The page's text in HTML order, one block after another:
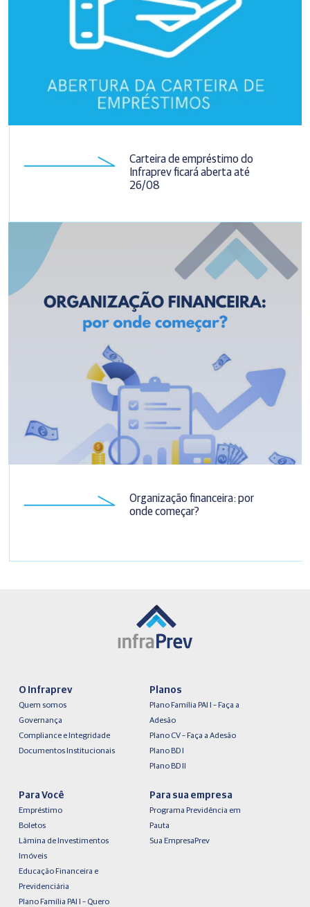
Carteira de empréstimo do
Infraprev ficará aberta até
26/08
Organização financeira: por
onde começar?
O Infraprev
Quem somos
Governança
Compliance e Integridade
Documentos Institucionais
Planos
Plano Família PAI I – Faça a
Adesão
Plano CV – Faça a Adesão
Plano BD I
Plano BD II
Para Você
Empréstimo
Boletos
Lâmina de Investimentos
Imóveis
Educação Financeira e
Previdenciária
Plano Família PAI I – Quero
Para sua empresa
Programa Previdência em
Pauta
Sua EmpresaPrev